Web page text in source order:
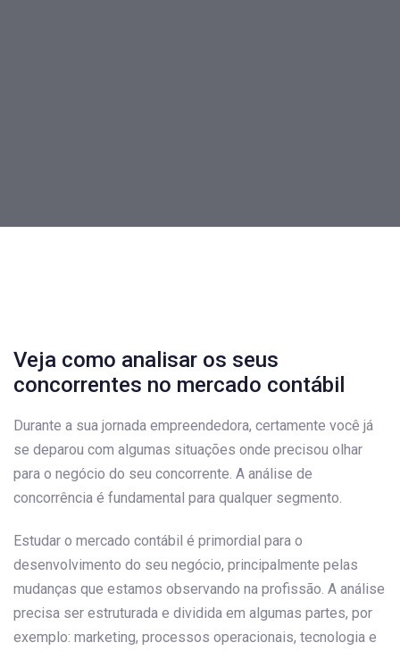
Veja como analisar os seus
concorrentes no mercado contábil
Durante a sua jornada empreendedora, certamente você já
se deparou com algumas situações onde precisou olhar
para o negócio do seu concorrente. A análise de
concorrência é fundamental para qualquer segmento.
Estudar o mercado contábil é primordial para o
desenvolvimento do seu negócio, principalmente pelas
mudanças que estamos observando na profissão. A análise
precisa ser estruturada e dividida em algumas partes, por
exemplo: marketing, processos operacionais, tecnologia e